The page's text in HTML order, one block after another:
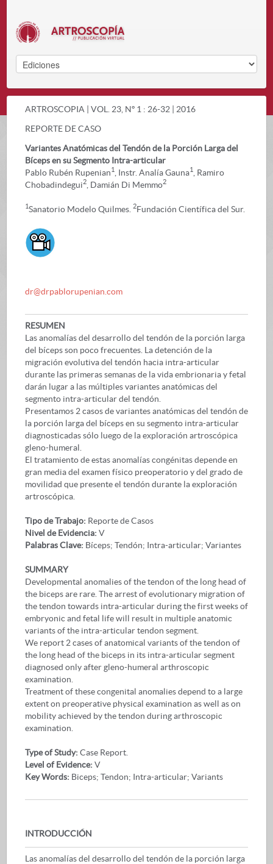
ARTROSCOPIA | VOL. 23, Nº 1 : 26-32 | 2016
REPORTE DE CASO
Variantes Anatómicas del Tendón de la Porción Larga del
Bíceps en su Segmento Intra-articular
Pablo Rubén Rupenian1 , Instr. Analía Gauna1 , Ramiro
Chobadindegui2 , Damián Di Memmo2
1Sanatorio Modelo Quilmes. 2Fundación Científica del Sur.
dr@drpablorupenian.com
RESUMEN
Las anomalías del desarrollo del tendón de la porción larga
del bíceps son poco frecuentes. La detención de la
migración evolutiva del tendón hacia intra-articular
durante las primeras semanas de la vida embrionaria y fetal
darán lugar a las múltiples variantes anatómicas del
segmento intra-articular del tendón.
Presentamos 2 casos de variantes anatómicas del tendón de
la porción larga del bíceps en su segmento intra-articular
diagnosticadas sólo luego de la exploración artroscópica
gleno-humeral.
El tratamiento de estas anomalías congénitas depende en
gran media del examen físico preoperatorio y del grado de
movilidad que presente el tendón durante la exploración
artroscópica.
Tipo de Trabajo: Reporte de Casos
Nivel de Evidencia: V
Palabras Clave: Bíceps; Tendón; Intra-articular; Variantes
SUMMARY
Developmental anomalies of the tendon of the long head of
the biceps are rare. The arrest of evolutionary migration of
the tendon towards intra-articular during the first weeks of
embryonic and fetal life will result in multiple anatomic
variants of the intra-articular tendon segment.
We report 2 cases of anatomical variants of the tendon of
the long head of the biceps in its intra-articular segment
diagnosed only after gleno-humeral arthroscopic
examination.
Treatment of these congenital anomalies depend to a large
extent on preoperative physical examination as well as on
mobility achieved by the tendon during arthroscopic
examination.
Type of Study: Case Report.
Level of Evidence: V
Key Words: Biceps; Tendon; Intra-articular; Variants
INTRODUCCIÓN
Las anomalías del desarrollo del tendón de la porción larga